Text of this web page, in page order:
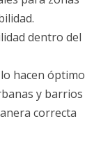
dentro del
hacen óptimo
y barrios
correcta